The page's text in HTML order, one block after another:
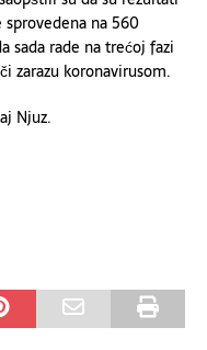
na 560
sada rade na trećoj fazi
zarazu koronavirusom.
Njuz.